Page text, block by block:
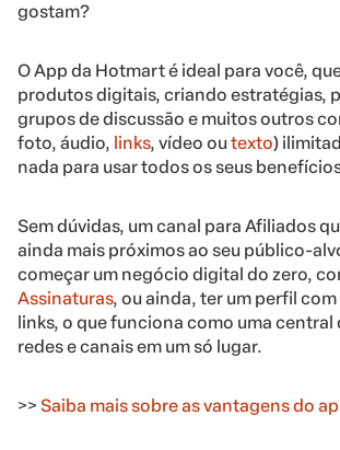
gostam?
O App da Hotmart é ideal para você,
produtos digitais, criando estratégias,
grupos de discussão e muitos outros
foto, áudio, links, vídeo outexto)
nada para usar todos os seus
Sem dúvidas, um canal para Afiliados
ainda mais próximos ao seu público-
começar um negócio digital do zero,
Assinaturas, ou ainda, ter um perfil
links, o que funciona como uma central
redes e canais em um só lugar.
>> Saiba mais sobre as vantagens do